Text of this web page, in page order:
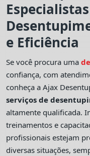
e Eficiência
Se você procura uma
confiança, com
conheça a Ajax
serviços de
altamente qualificada.
treinamentos e
profissionais estejam
diversas situações,